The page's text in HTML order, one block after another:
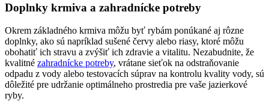
Doplnky krmiva a zahradnícke potreby
Okrem základného krmiva môžu byť rybám ponúkané aj rôzne
doplnky, ako sú napríklad sušené červy alebo riasy, ktoré môžu
obohatiť ich stravu a zvýšiť ich zdravie a vitalitu. Nezabudnite, že
kvalitné zahradnícke potreby, vrátane sieťok na odstraňovanie
odpadu z vody alebo testovacích súprav na kontrolu kvality vody, sú
dôležité pre udržanie optimálneho prostredia pre vaše jazierkové
ryby.